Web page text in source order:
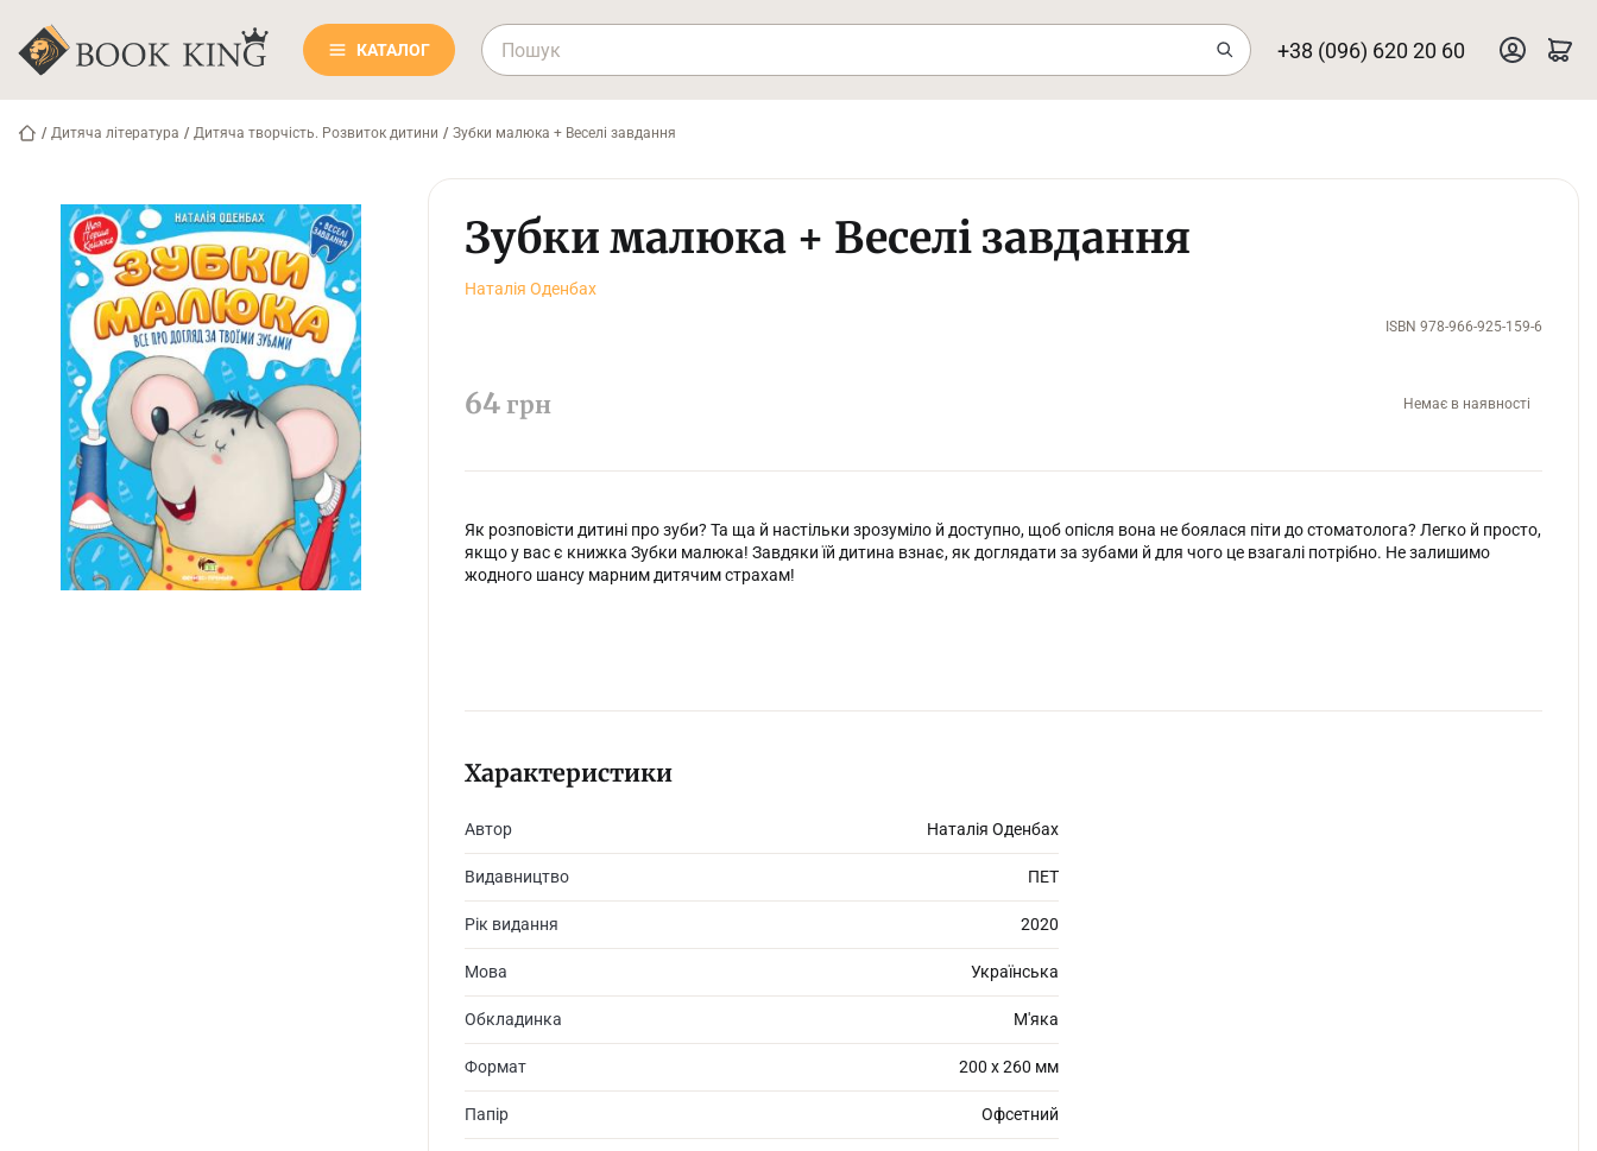
КАТАЛОГ +38 (096) 620 20 60
/ Дитяча література / Дитяча творчість. Розвиток дитини / Зубки малюка + Веселі завдання
Зубки малюка + Веселі завдання
Наталія Оденбах
ISBN 978-966-925-159-6
64 грн Немає в наявності
Як розповісти дитині про зуби? Та ща й настільки зрозуміло й доступно, щоб опісля вона не боялася піти до стоматолога? Легко й просто,
якщо у вас є книжка Зубки малюка! Завдяки їй дитина взнає, як доглядати за зубами й для чого це взагалі потрібно. Не залишимо
жодного шансу марним дитячим страхам!
Характеристики
Автор Наталія Оденбах
Видавництво ПЕТ
Рік видання 2020
Мова Українська
Обкладинка М'яка
Формат 200 х 260 мм
Папір Офсетний